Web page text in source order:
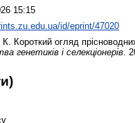
15:15
id/eprint/47020
Короткий огляд
генетиків і селекціонерів .